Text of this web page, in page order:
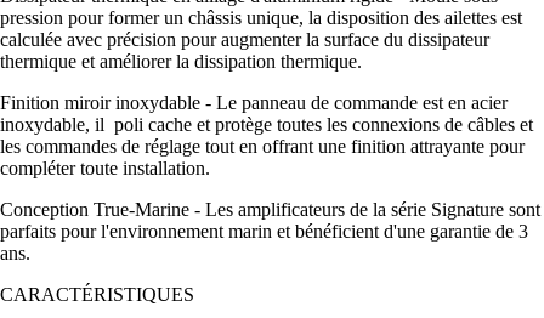
pression pour former un châssis unique, la disposition des ailettes est
calculée avec précision pour augmenter la surface du dissipateur
thermique et améliorer la dissipation thermique.
Finition miroir inoxydable - Le panneau de commande est en acier
inoxydable, il poli cache et protège toutes les connexions de câbles et
les commandes de réglage tout en offrant une finition attrayante pour
compléter toute installation.
Conception True-Marine - Les amplificateurs de la série Signature sont
parfaits pour l'environnement marin et bénéficient d'une garantie de 3
ans.
CARACTÉRISTIQUES